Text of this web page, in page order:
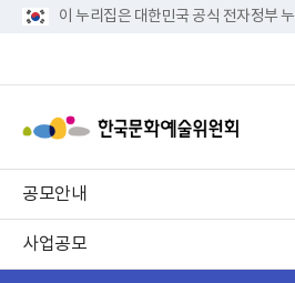
이 누리집은 대한민국 공식 전자정부
공모안내
사업공모